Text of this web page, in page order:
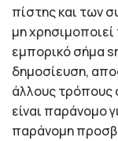
πίστης και των
μη
εμπορικό σήμα
δημοσίευση,
άλλους τρόπους
είναι παράνομο
παράνομη